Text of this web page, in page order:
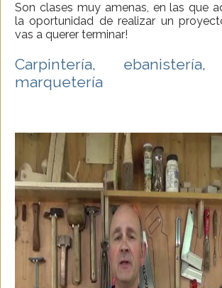
Son clases muy amenas, en las que
la oportunidad de realizar un
vas a querer terminar!
Carpintería,
marquetería